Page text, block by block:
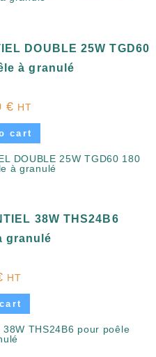
DOUBLE 25W TGD60
à granulé
€ HT
cart
38W THS24B6
granulé
HT